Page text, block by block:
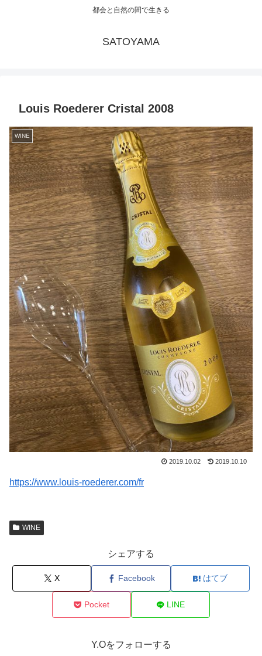
都会と自然の間で生きる
SATOYAMA
Louis Roederer Cristal 2008
WINE
2019.10.02 2019.10.10
https://www.louis-roederer.com/fr
WINE
シェアする
X Facebook はてブ
Pocket LINE
Y.Oをフォローする